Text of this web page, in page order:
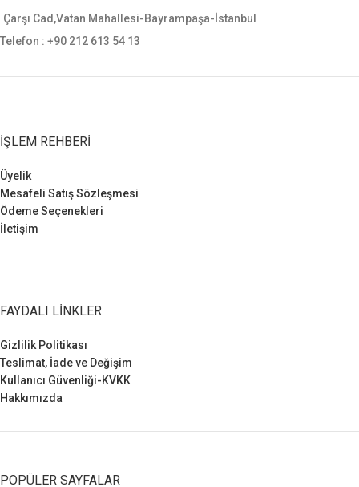
Çarşı Cad,Vatan Mahallesi-Bayrampaşa-İstanbul
Telefon : +90 212 613 54 13
İŞLEM REHBERI
Üyelik
Mesafeli Satış Sözleşmesi
Ödeme Seçenekleri
İletişim
FAYDALI LINKLER
Gizlilik Politikası
Teslimat, İade ve Değişim
Kullanıcı Güvenliği-KVKK
Hakkımızda
POPÜLER SAYFALAR